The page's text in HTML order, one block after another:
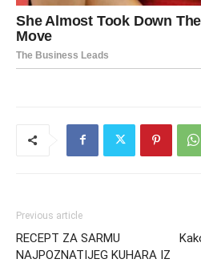
Previous article
RECEPT ZA SARMU
NAJPOZNATIJEG KUHARA IZ